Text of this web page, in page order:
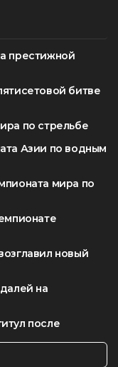
престижной
битве
по стрельбе
Азии по водным
мира по
новый
на
после